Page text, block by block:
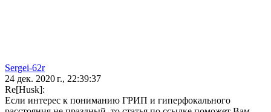
Sergei-62r
24 дек. 2020 г., 22:39:37
Re[Husk]:
Если интерес к пониманию ГРИП и гиперфокального